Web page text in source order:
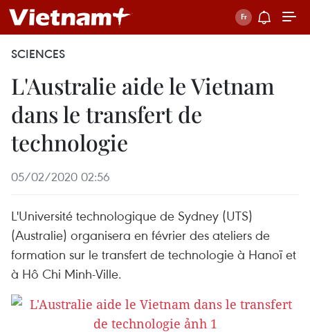
SCIENCES
L'Australie aide le Vietnam
dans le transfert de
technologie
05/02/2020 02:56
L'Université technologique de Sydney (UTS)
(Australie) organisera en février des ateliers de
formation sur le transfert de technologie à Hanoï et
à Hô Chi Minh-Ville.